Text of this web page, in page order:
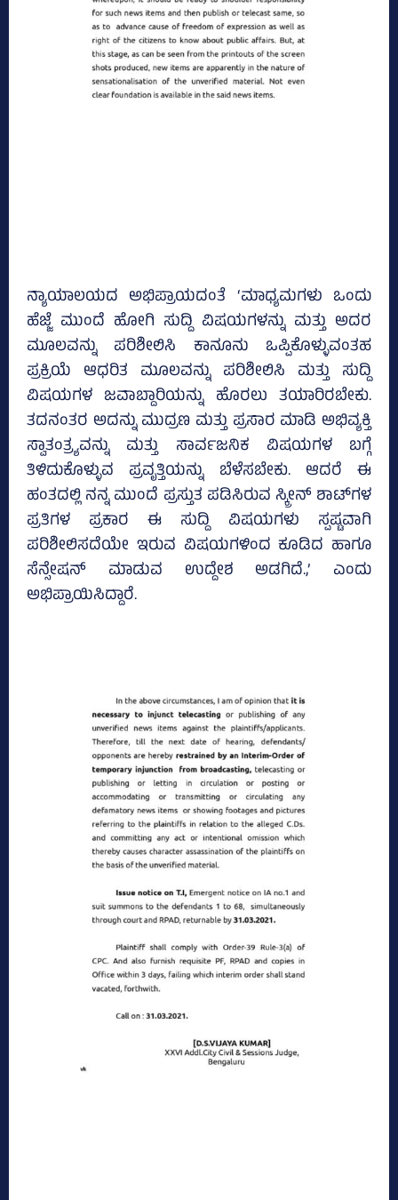
ನ್ಯಾಯಾಲಯದ ಅಭಿಪ್ರಾಯದಂತೆ ‘ಮಾಧ್ಯಮಗಳು ಒಂದು
ಹೆಜ್ಜೆ ಮುಂದೆ ಹೋಗಿ ಸುದ್ದಿ ವಿಷಯಗಳನ್ನು ಮತ್ತು ಅದರ
ಮೂಲವನ್ನು ಪರಿಶೀಲಿಸಿ ಕಾನೂನು ಒಪ್ಪಿಕೊಳ್ಳುವಂತಹ
ಪ್ರಕ್ರಿಯೆ ಆಧರಿತ ಮೂಲವನ್ನು ಪರಿಶೀಲಿಸಿ ಮತ್ತು ಸುದ್ದಿ
ವಿಷಯಗಳ ಜವಾಬ್ದಾರಿಯನ್ನು ಹೊರಲು ತಯಾರಿರಬೇಕು.
ತದನಂತರ ಅದನ್ನು ಮುದ್ರಣ ಮತ್ತು ಪ್ರಸಾರ ಮಾಡಿ ಅಭಿವ್ಯಕ್ತಿ
ಸ್ವಾತಂತ್ರ್ಯವನ್ನು ಮತ್ತು ಸಾರ್ವಜನಿಕ ವಿಷಯಗಳ ಬಗ್ಗೆ
ತಿಳಿದುಕೊಳ್ಳುವ ಪ್ರವೃತ್ತಿಯನ್ನು ಬೆಳೆಸಬೇಕು. ಆದರೆ ಈ
ಹಂತದಲ್ಲಿ ನನ್ನ ಮುಂದೆ ಪ್ರಸ್ತುತ ಪಡಿಸಿರುವ ಸ್ಕ್ರೀನ್‌ ಶಾಟ್‌ಗಳ
ಪ್ರತಿಗಳ ಪ್ರಕಾರ ಈ ಸುದ್ದಿ ವಿಷಯಗಳು ಸ್ಪಷ್ಟವಾಗಿ
ಪರಿಶೀಲಿಸದೆಯೇ ಇರುವ ವಿಷಯಗಳಿಂದ ಕೂಡಿದ ಹಾಗೂ
ಸೆನ್ಸೇಷನ್‌ ಮಾಡುವ ಉದ್ದೇಶ ಅಡಗಿದೆ.,’ ಎಂದು
ಅಭಿಪ್ರಾಯಿಸಿದ್ದಾರೆ.